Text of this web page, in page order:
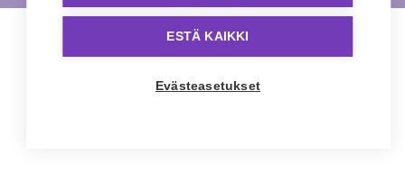
ESTÄ KAIKKI
Evästeasetukset